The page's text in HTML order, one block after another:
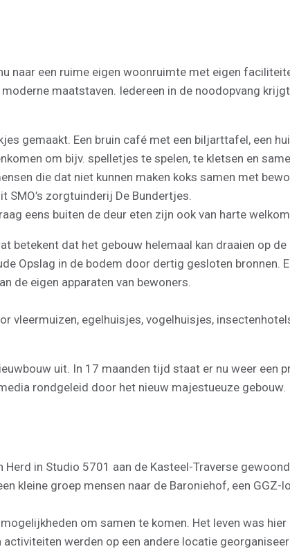
naar een ruime eigen woonruimte met eigen
maatstaven. Iedereen in de noodopvang
gemaakt. Een bruin café met een biljarttafel, een
om bijv. spelletjes te spelen, te kletsen en
die dat niet kunnen maken koks samen met
zorgtuinderij De Bundertjes.
eens buiten de deur eten zijn ook van harte
betekent dat het gebouw helemaal kan draaien op
Opslag in de bodem door dertig gesloten bronnen.
de eigen apparaten van bewoners.
vleermuizen, egelhuisjes, vogelhuisjes,
uit. In 17 maanden tijd staat er nu weer een
rondgeleid door het nieuw majestueuze
Herd in Studio 5701 aan de Kasteel-Traverse
kleine groep mensen naar de Baroniehof, een GGZ-
om samen te komen. Het leven was
werden op een andere locatie